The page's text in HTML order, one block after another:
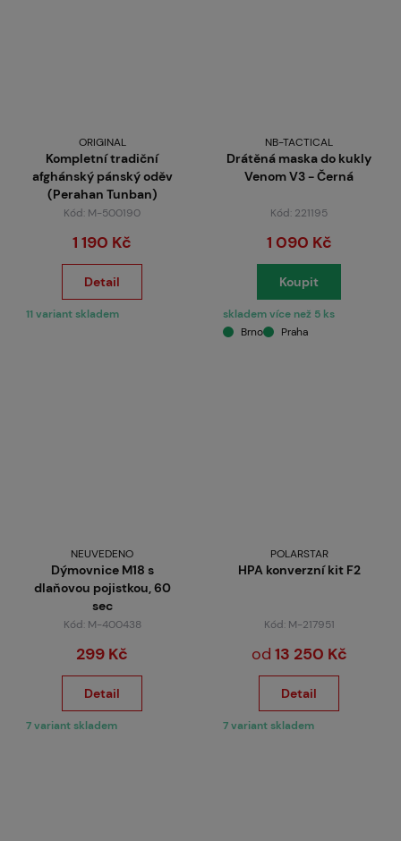
ORIGINAL
Kompletní tradiční
afghánský pánský oděv
(Perahan Tunban)
Kód: M-500190
1 190 Kč
Detail
11 variant skladem
NB-TACTICAL
Drátěná maska do kukly
Venom V3 - Černá
Kód: 221195
1 090 Kč
Koupit
skladem více než 5 ks
Brno
Praha
NEUVEDENO
Dýmovnice M18 s
dlaňovou pojistkou, 60
sec
Kód: M-400438
299 Kč
Detail
7 variant skladem
POLARSTAR
HPA konverzní kit F2
Kód: M-217951
od 13 250 Kč
Detail
7 variant skladem